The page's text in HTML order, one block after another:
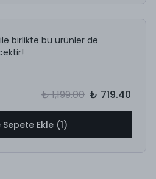
birlikte bu ürünler de
₺ 1,199.00 ₺ 719.40
Sepete Ekle (1)